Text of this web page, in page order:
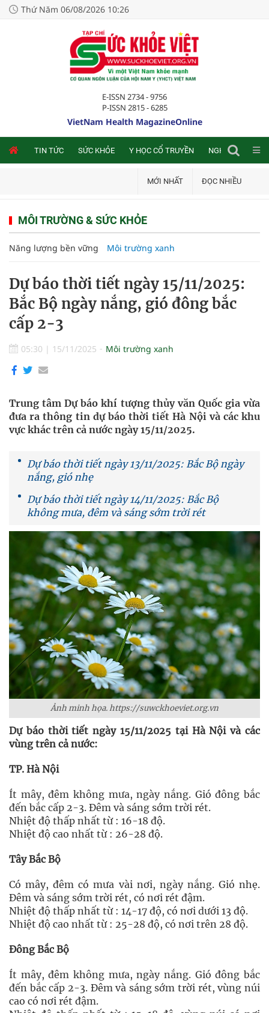
Thứ Năm 06/08/2026 10:26
E-ISSN 2734 - 9756
P-ISSN 2815 - 6285
VietNam Health MagazineOnline
TIN TỨC SỨC KHỎE Y HỌC CỔ TRUYỀN NGHIÊN CỨU
MỚI NHẤT ĐỌC NHIỀU
MÔI TRƯỜNG & SỨC KHỎE
Năng lượng bền vững Môi trường xanh
Dự báo thời tiết ngày 15/11/2025:
Bắc Bộ ngày nắng, gió đông bắc
cấp 2-3
05:30 | 15/11/2025 Môi trường xanh
Trung tâm Dự báo khí tượng thủy văn Quốc gia vừa
đưa ra thông tin dự báo thời tiết Hà Nội và các khu
vực khác trên cả nước ngày 15/11/2025.
Dự báo thời tiết ngày 13/11/2025: Bắc Bộ ngày
nắng, gió nhẹ
Dự báo thời tiết ngày 14/11/2025: Bắc Bộ
không mưa, đêm và sáng sớm trời rét
Ảnh minh họa. https://suwckhoeviet.org.vn
Dự báo thời tiết ngày 15/11/2025 tại Hà Nội và các
vùng trên cả nước:
TP. Hà Nội
Ít mây, đêm không mưa, ngày nắng. Gió đông bắc
đến bắc cấp 2-3. Đêm và sáng sớm trời rét.
Nhiệt độ thấp nhất từ : 16-18 độ.
Nhiệt độ cao nhất từ : 26-28 độ.
Tây Bắc Bộ
Có mây, đêm có mưa vài nơi, ngày nắng. Gió nhẹ.
Đêm và sáng sớm trời rét, có nơi rét đậm.
Nhiệt độ thấp nhất từ : 14-17 độ, có nơi dưới 13 độ.
Nhiệt độ cao nhất từ : 25-28 độ, có nơi trên 28 độ.
Đông Bắc Bộ
Ít mây, đêm không mưa, ngày nắng. Gió đông bắc
đến bắc cấp 2-3. Đêm và sáng sớm trời rét, vùng núi
cao có nơi rét đậm.